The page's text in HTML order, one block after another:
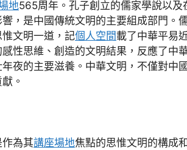
地565周年。孔子創立的儒家學說以
，是中國傳統文明的主要組成部門。
文明一道，記個人空間載了中華平易
性思維、創造的文明結果，反應了中
夜的主要滋養。中華文明，不僅對中
。
為其講座場地焦點的思惟文明的構成